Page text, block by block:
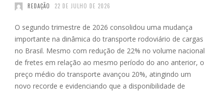
REDAÇÃO 22 DE JULHO DE 2026
O segundo trimestre de 2026 consolidou uma mudança
importante na dinâmica do transporte rodoviário de cargas
no Brasil. Mesmo com redução de 22% no volume nacional
de fretes em relação ao mesmo período do ano anterior, o
preço médio do transporte avançou 20%, atingindo um
novo recorde e evidenciando que a disponibilidade de